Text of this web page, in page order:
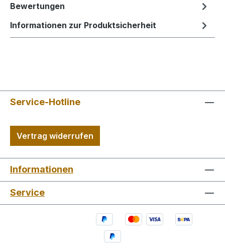
Bewertungen
Informationen zur Produktsicherheit
Service-Hotline
Vertrag widerrufen
Informationen
Service